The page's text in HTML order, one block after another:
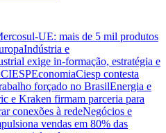
UE: mais de 5 mil produtos
Indústria e
exige in-formação, estratégia e
EconomiaCiesp contesta
forçado no BrasilEnergia e
e Kraken firmam parceria para
conexões à redeNegócios e
vendas em 80% das